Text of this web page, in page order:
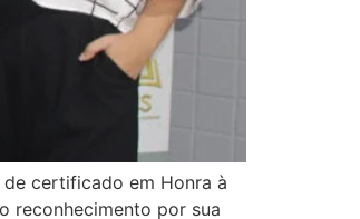
certificado em Honra à
reconhecimento por sua